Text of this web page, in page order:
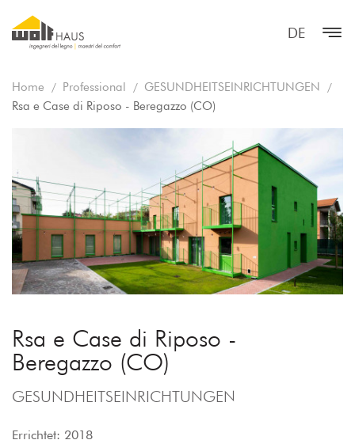
DE
Home Professional
GESUNDHEITSEINRICHTUNGEN
Rsa e Case di Riposo - Beregazzo (CO)
Rsa e Case di Riposo -
Beregazzo (CO)
GESUNDHEITSEINRICHTUNGEN
Errichtet: 2018